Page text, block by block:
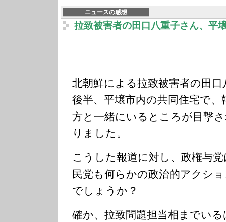
ニュースの感想
拉致被害者の田口八重子さん、平
北朝鮮による拉致被害者の田
後半、平壌市内の共同住宅で
方と一緒にいるところが目撃
りました。
こうした報道に対し、政権与
民党も何らかの政治的アクシ
でしょうか？
確か、拉致問題担当相までい